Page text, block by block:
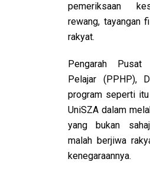
pemeriksaan
rewang, tayangan
rakyat.
Pengarah Pusat
Pelajar (PPHP),
program seperti
UniSZA dalam
yang bukan
malah berjiwa
kenegaraannya.